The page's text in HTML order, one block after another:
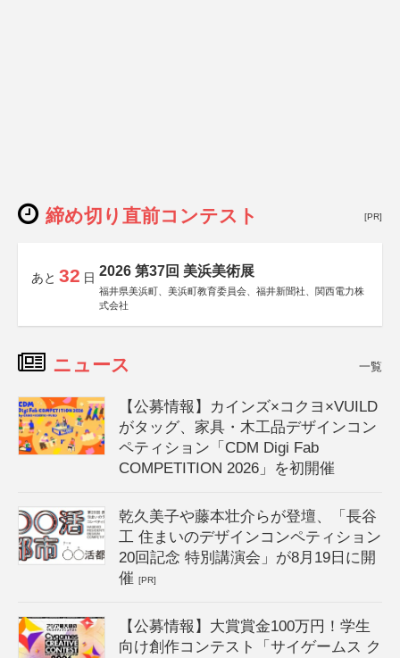
締め切り直前コンテスト [PR]
あと 32 日 2026 第37回 美浜美術展
福井県美浜町、美浜町教育委員会、福井新聞社、関西電力株
式会社
ニュース 一覧
【公募情報】カインズ×コクヨ×VUILD
がタッグ、家具・木工品デザインコン
ペティション「CDM Digi Fab
COMPETITION 2026」を初開催
乾久美子や藤本壮介らが登壇、「長谷
工 住まいのデザインコンペティション
20回記念 特別講演会」が8月19日に開
催[PR]
【公募情報】大賞賞金100万円！学生
向け創作コンテスト「サイゲームス ク